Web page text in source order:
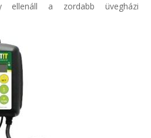
ellenáll a zordabb üvegházi